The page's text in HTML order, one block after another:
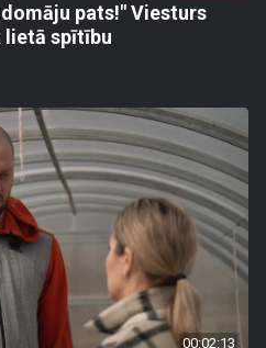
pats!" Viesturs
lietā spītību
00:02:13